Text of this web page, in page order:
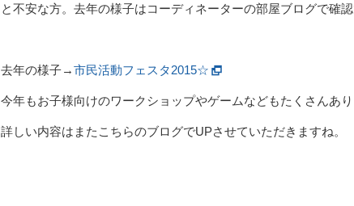
と不安な方。去年の様子はコーディネーターの部屋ブログで確認
去年の様子→市民活動フェスタ2015☆
今年もお子様向けのワークショップやゲームなどもたくさんあ
詳しい内容はまたこちらのブログでUPさせていただきますね。